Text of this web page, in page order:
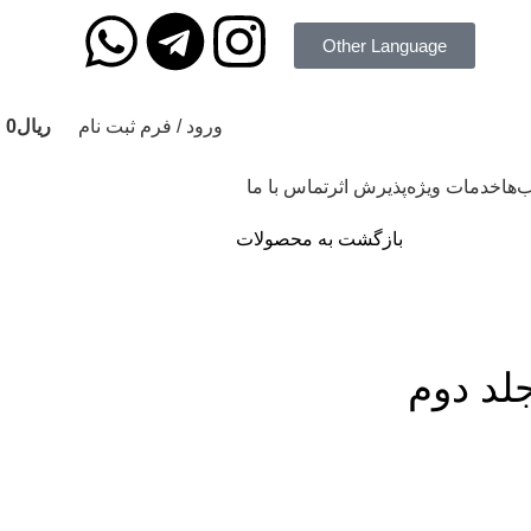
Other Language
ورود / فرم ثبت نام ریال0
خدمات ویژهپذیرش اثرتماس با ما
بازگشت به محصولات
دوم